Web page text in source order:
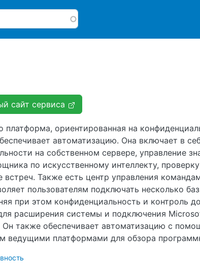
Перейти к основному содержанию
сайт сервиса
платформа, ориентированная на
автоматизацию. Она включает в
на собственном сервере, управление
по искусственному интеллекту,
встреч. Также есть центр управления
пользователям подключать несколько
при этом конфиденциальность и контроль
расширения системы и подключения
Он также обеспечивает автоматизацию с
ведущими платформами для обзора